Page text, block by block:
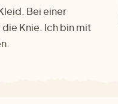
Bei einer
Knie. Ich bin mit